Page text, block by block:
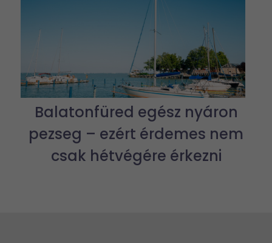
Balatonfüred egész nyáron
pezseg – ezért érdemes nem
csak hétvégére érkezni